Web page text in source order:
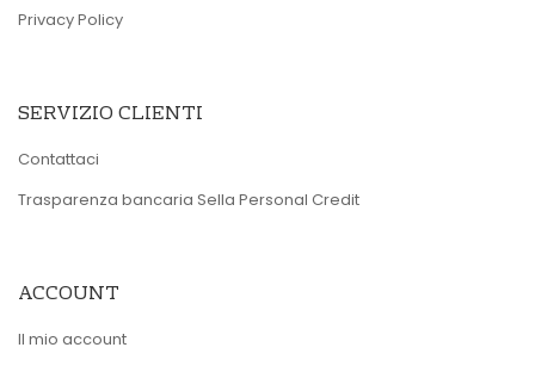
Privacy Policy
SERVIZIO CLIENTI
Contattaci
Trasparenza bancaria Sella Personal Credit
ACCOUNT
Il mio account